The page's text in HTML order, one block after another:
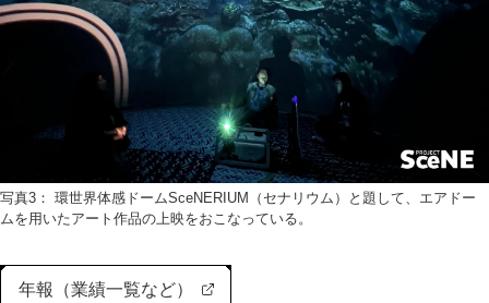
写真3： 環世界体感ドームSceNERIUM（セナリウム）と題して、エアドー
ムを用いたアート作品の上映をおこなっている。
年報（業績一覧など）